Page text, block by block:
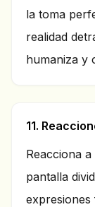
la toma
realidad
humaniza y
11.
Reacciona
pantalla
expresiones